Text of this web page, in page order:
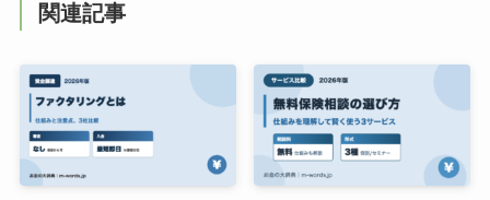
関連記事